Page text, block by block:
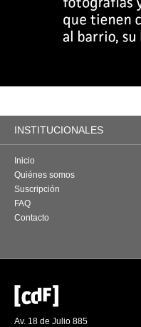
INSTITUCIONALES
Inicio
Quiénes somos
Suscripción
FAQ
Contacto
Av. 18 de Julio 885